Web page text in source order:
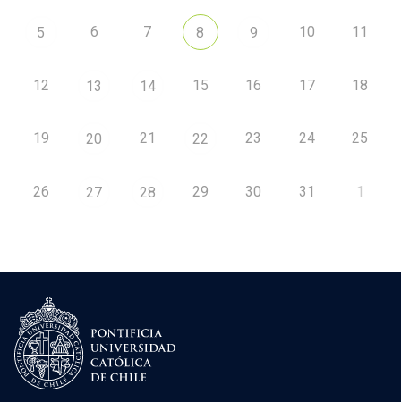
5 6 7 8 9 10 11
12 13 14 15 16 17 18
19 20 21 22 23 24 25
26 27 28 29 30 31 1